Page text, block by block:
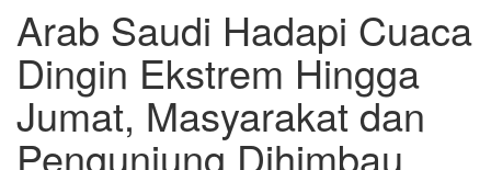
Arab Saudi Hadapi Cuaca
Dingin Ekstrem Hingga
Jumat, Masyarakat dan
Pengunjung Dihimbau